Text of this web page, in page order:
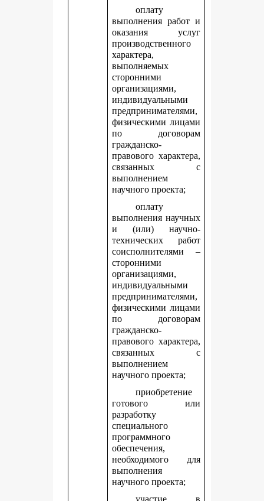
оплату
выполнения работ и
оказания услуг
производственного
характера,
выполняемых
сторонними
организациями,
индивидуальными
предпринимателями,
физическими лицами
по договорам
гражданско-
правового характера,
связанных с
выполнением
научного проекта;
оплату
выполнения научных
и (или) научно-
технических работ
соисполнителями –
сторонними
организациями,
индивидуальными
предпринимателями,
физическими лицами
по договорам
гражданско-
правового характера,
связанных с
выполнением
научного проекта;
приобретение
готового или
разработку
специального
программного
обеспечения,
необходимого для
выполнения
научного проекта;
участие в